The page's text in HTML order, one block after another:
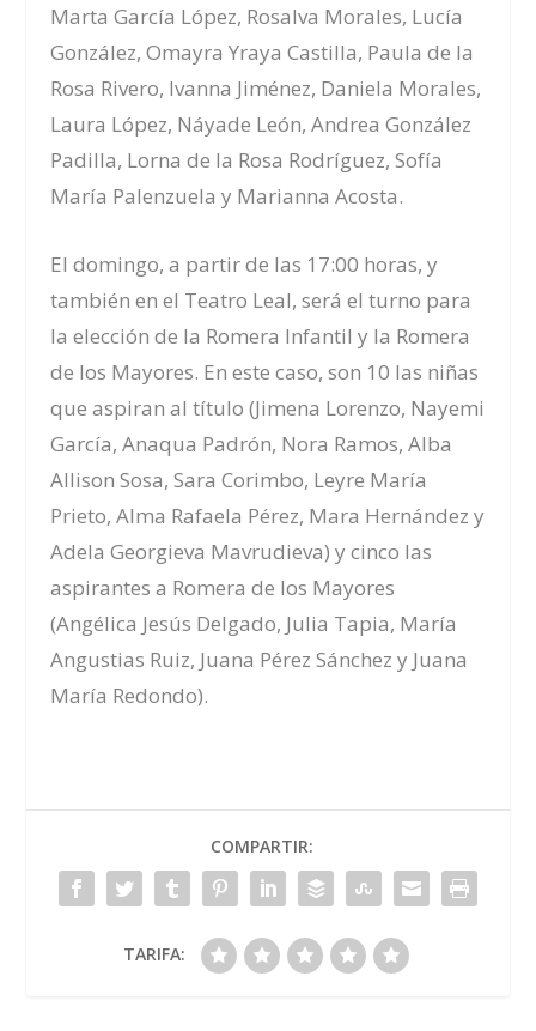
Marta García López, Rosalva Morales, Lucía
González, Omayra Yraya Castilla, Paula de la
Rosa Rivero, Ivanna Jiménez, Daniela Morales,
Laura López, Náyade León, Andrea González
Padilla, Lorna de la Rosa Rodríguez, Sofía
María Palenzuela y Marianna Acosta.
El domingo, a partir de las 1 7:00 horas, y
también en el Teatro Leal, será el turno para
la elección de la Romera Infantil y la Romera
de los Mayores. En este caso, son 10 las niñas
que aspiran al título (Jimena Lorenzo, Nayemi
García, Anaqua Padrón, Nora Ramos, Alba
Allison Sosa, Sara Corimbo, Leyre María
Prieto, Alma Rafaela Pérez, Mara Hernández y
Adela Georgieva Mavrudieva)ycinco las
aspirantes a Romera de los Mayores
(Angélica Jesús Delgado, Julia Tapia, María
Angustias Ruiz, Juana Pérez Sánchez y Juana
María Redondo).
COMPARTIR:
TARIFA: